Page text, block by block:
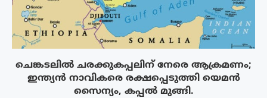
ചെങ്കടലിൽ ചരക്കുകപ്പലിന് നേരെ ആക്രമണം;
ഇന്ത്യൻ നാവികരെ രക്ഷപ്പെടുത്തി യെമൻ
സൈന്യം, കപ്പൽ മുങ്ങി.